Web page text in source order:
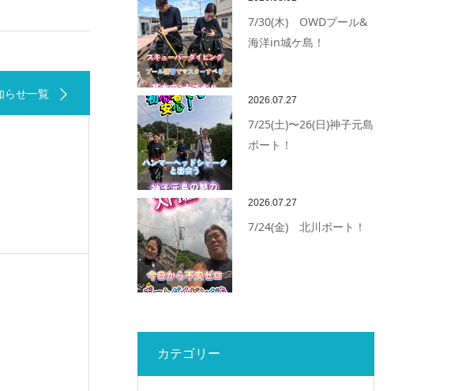
らせ一覧
7/30(木) OWDプール&
海洋in城ケ島！
2026.07.27
7/25(土)〜26(日)神子元島
ボート！
2026.07.27
7/24(金) 北川ボート！
カテゴリー